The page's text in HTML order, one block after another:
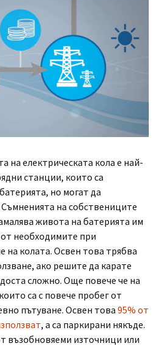
на електрическата кола е най-
станции, които са
но могат да
на собствениците
живота на батерията им
необходимите при
на колата. Освен това трябва
ако решите да карате
сложно. Още повече че на
са с повече пробег от
пътуване. Освен това 95% от
, а са паркирани някъде.
възобновяеми източници или